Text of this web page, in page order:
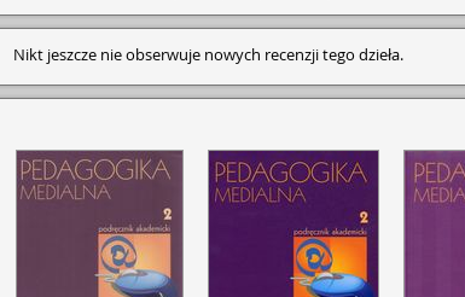
Nikt jeszcze nie obserwuje nowych recenzji tego dzieła.